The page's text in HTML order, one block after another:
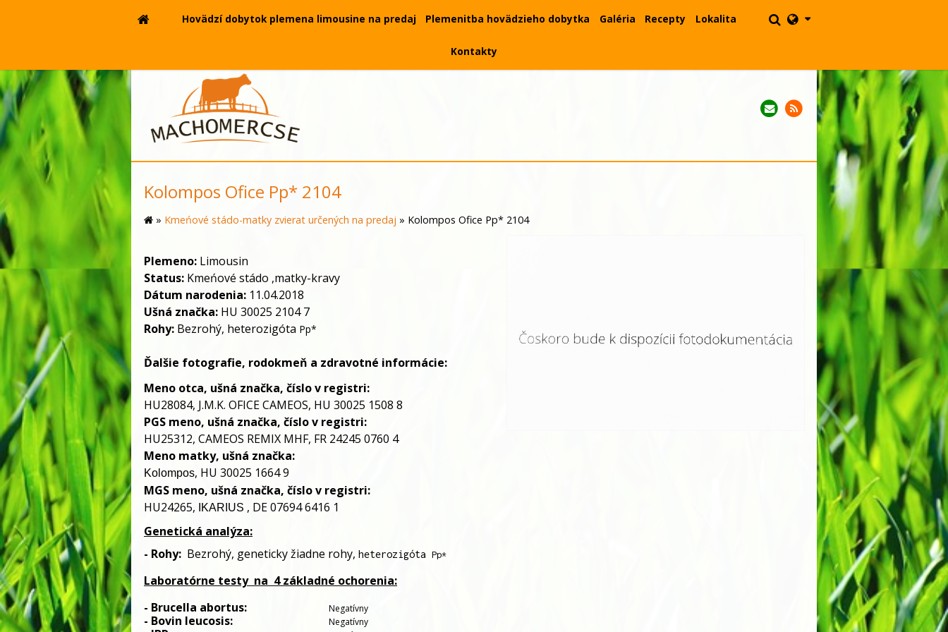
Hovädzí dobytok plemena limousine na predaj Plemenitba hovädzieho dobytka Galéria Recepty Lokalita
Kontakty
Kolompos Ofice Pp* 2104
» Kmeńové stádo-matky zvierat určených na predaj » Kolompos Ofice Pp* 2104
Plemeno: Limousin
Status: Kmeńové stádo ,matky-kravy
Dátum narodenia: 11.04.2018
Ušná značka: HU 30025 2104 7
Rohy: Bezrohý, heterozigóta Pp*
Ďalšie fotografie, rodokmeň a zdravotné informácie:
Meno otca, ušná značka, číslo v registri:
HU28084, J.M.K. OFICE CAMEOS, HU 30025 1508 8
PGS meno, ušná značka, číslo v registri:
HU25312, CAMEOS REMIX MHF, FR 24245 0760 4
Meno matky, ušná značka:
Kolompos, HU 30025 1664 9
MGS meno, ušná značka, číslo v registri:
HU24265,
IKARIUS , DE 07694 6416 1
Genetická analýza:
- Rohy: Bezrohý, geneticky žiadne rohy, heterozigóta Pp*
Laboratórne testy na 4 základné ochorenia:
- Brucella abortus:
Negatívny
- Bovin leucosis: Negatívny